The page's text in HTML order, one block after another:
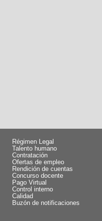
Régimen Legal
Talento humano
Contratación
Ofertas de empleo
Rendición de cuentas
Concurso docente
Pago Virtual
Control interno
Calidad
Buzón de notificaciones